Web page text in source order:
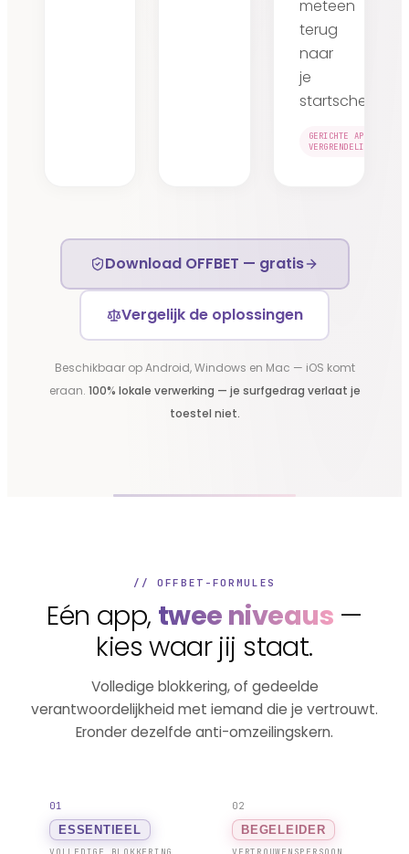
meteen
terug
naar
je
startscherm.
GERICHTE APP-
VERGRENDELING
Download OFFBET — gratis
Vergelijk de oplossingen
Beschikbaar op Android, Windows en Mac — iOS komt
eraan. 100% lokale verwerking — je surfgedrag verlaat je
toestel niet.
// OFFBET-FORMULES
Eén app, twee niveaus —
kies waar jij staat.
Volledige blokkering, of gedeelde
verantwoordelijkheid met iemand die je vertrouwt.
Eronder dezelfde anti-omzeilingskern.
01
ESSENTIEEL
VOLLEDIGE BLOKKERING
02
BEGELEIDER
VERTROUWENSPERSOON